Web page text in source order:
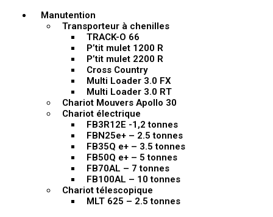
Manutention
Transporteur à chenilles
TRACK-O 66
P’tit mulet 1200 R
P’tit mulet 2200 R
Cross Country
Multi Loader 3.0 FX
Multi Loader 3.0 RT
Chariot Mouvers Apollo 30
Chariot électrique
FB3R12E -1,2 tonnes
FBN25e+ – 2.5 tonnes
FB35Q e+ – 3.5 tonnes
FB50Q e+ – 5 tonnes
FB70AL – 7 tonnes
FB100AL – 10 tonnes
Chariot télescopique
MLT 625 – 2.5 tonnes